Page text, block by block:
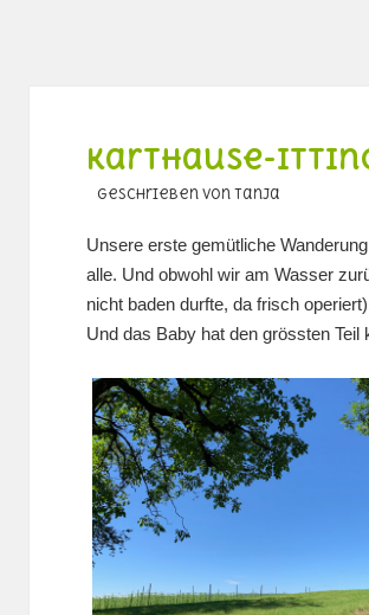
Karthause-
geschrieben von Tanja
Unsere erste gemütliche
alle. Und obwohl wir am Wasser
nicht baden durfte, da frisch
Und das Baby hat den grössten Teil